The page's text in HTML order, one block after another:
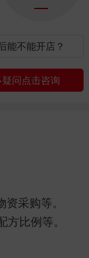
能不能开店？
疑问点击咨询
采购等。
比例等。